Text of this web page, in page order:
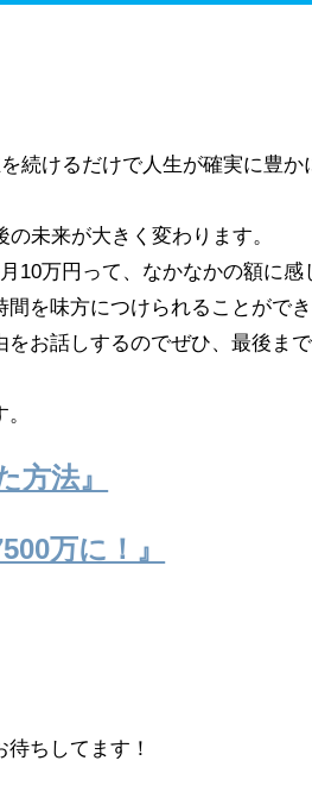
続けるだけで人生が確実に豊か
未来が大きく変わります。
10万円って、なかなかの額に感
を味方につけられることができ
お話しするのでぜひ、最後ま
方法』
万に！』
ちしてます！